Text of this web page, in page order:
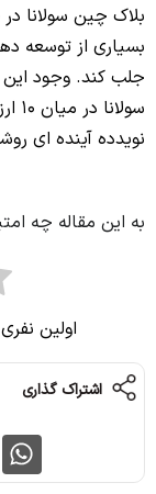
بلاک چین سولانا
بسیاری از توسعه‌
جلب کند. وجود این
نویدده آینده‌ ای
به این مقاله چه
اولین
اشتراک گذاری